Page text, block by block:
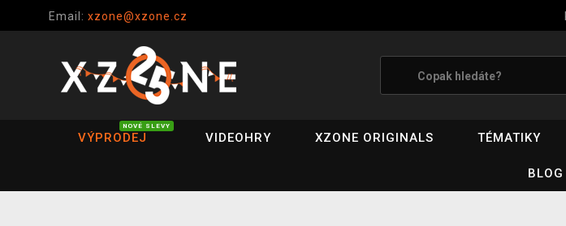
Email: xzone@xzone.cz
VÝPRODEJ
NOVÉ SLEVY
VIDEOHRY XZONE ORIGINALS TÉMATIKY
BLOG